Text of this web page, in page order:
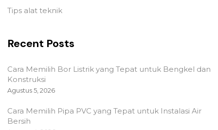
Tips alat teknik
Recent Posts
Cara Memilih Bor Listrik yang Tepat untuk Bengkel dan
Konstruksi
Agustus 5, 2026
Cara Memilih Pipa PVC yang Tepat untuk Instalasi Air
Bersih